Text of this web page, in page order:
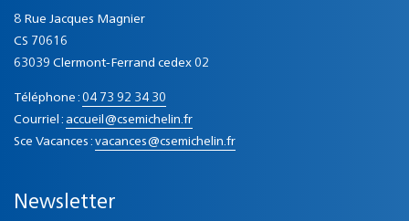
8 Rue Jacques Magnier
CS 70616
63039 Clermont-Ferrand cedex 02
Téléphone : 04 73 92 34 30
Courriel : accueil@csemichelin.fr
Sce Vacances : vacances@csemichelin.fr
Newsletter